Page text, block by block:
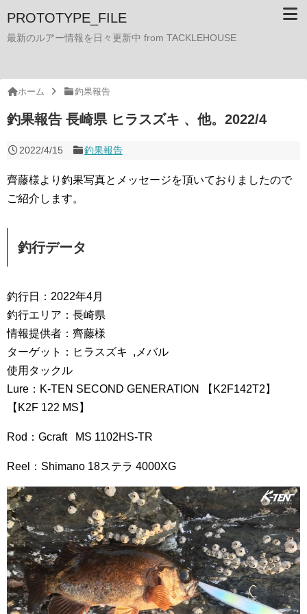
PROTOTYPE_FILE
最新のルアー情報を日々更新中 from TACKLEHOUSE
ホーム 釣果報告
釣果報告 長崎県 ヒラスズキ 、他。2022/4
2022/4/15 釣果報告
齊藤様より釣果写真とメッセージを頂いておりましたので
ご紹介します。
釣行データ
釣行日：2022年4月
釣行エリア：長崎県
情報提供者：齊藤様
ターゲット：ヒラスズキ ,メバル
使用タックル
Lure：K-TEN SECOND GENERATION 【K2F142T2】
【K2F 122 MS】
Rod：Gcraft MS 1102HS-TR
Reel：Shimano 18ステラ 4000XG